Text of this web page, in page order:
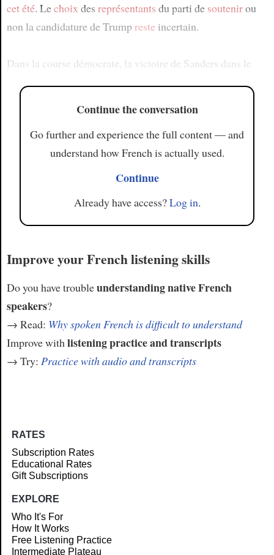
cet été. Lechoix des représentants du parti de soutenirou
non la candidature de Trumpresteincertain.
Dans la course démocrate, la victoire de Sanders dans le
Continue the conversation
Go further and experience the full content — and
understand how French is actually used.
Continue
Already have access?Log in.
Improve your French listening skills
Do you have troubleunderstanding native French
speakers?
→ Read: Why spoken French is difficult to understand
Improve with listening practice and transcripts
→ Try: Practice with audio and transcripts
RATES
Subscription Rates
Educational Rates
Gift Subscriptions
EXPLORE
Who It's For
How It Works
Free Listening Practice
Intermediate Plateau